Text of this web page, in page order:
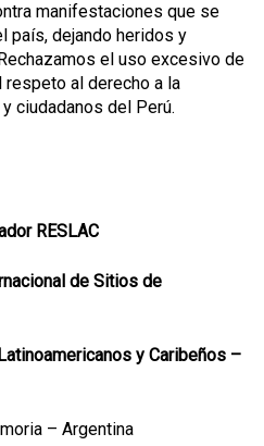
manifestaciones que se
país, dejando heridos y
el uso excesivo de
respeto al derecho a la
ciudadanos del Perú.
RESLAC
de Sitios de
y Caribeños –
– Argentina